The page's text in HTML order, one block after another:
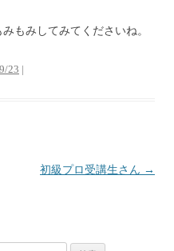
もみしてみてくださいね。
23 |
初級プロ受講生さん →